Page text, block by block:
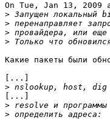
On Tue, Jan 13, 2009
>
>
>
>
Какие пакеты были
[...]
>
[...]
>
>